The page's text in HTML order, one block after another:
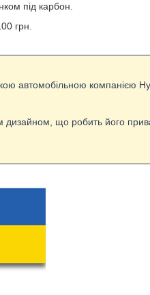
під карбон.
грн.
автомобільною компанією
дизайном, що робить його